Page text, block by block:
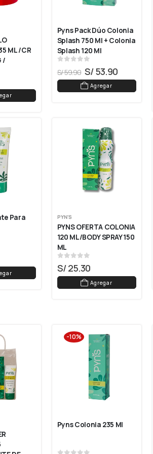
ML /CR
/
MANOS
Pyns Pack Dúo Colonia
Splash 750 Ml + Colonia
Splash 120 Ml
S/59.90 S/53.90
Agregar
Para
PYN'S
PYNS OFERTA COLONIA
120 ML/BODY SPRAY 150
ML
S/25.30
Agregar
-10%
Pyns Colonia 235 Ml